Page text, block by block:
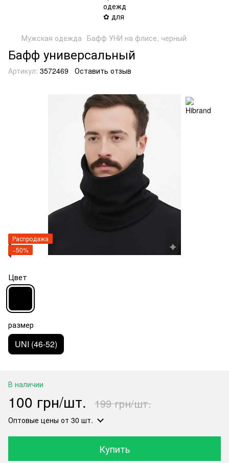
Мужская одежда Бафф УНИ на флисе, черный
Бафф универсальный
Артикул: 3572469 Оставить отзыв
Распродажа
−50%
Цвет
размер
UNI (46-52)
В наличии
100 грн/шт. 199 грн/шт.
Оптовые цены от 30 шт.
Купить